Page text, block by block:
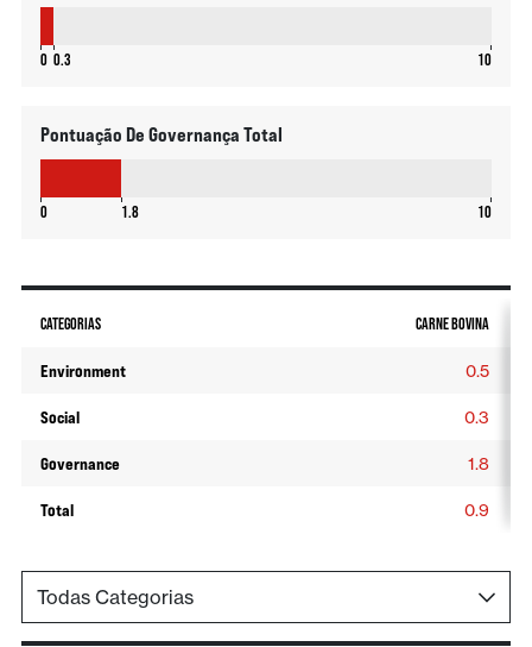
0 0.3 100.3
Pontuação De Governança Total
0 1.8 101.8
CATEGORIAS CARNE BOVINA
Environment 0.5
Social 0.3
Governance 1.8
Total 0.9